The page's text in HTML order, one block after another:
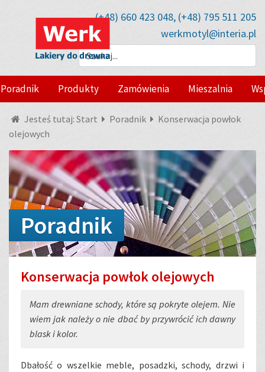
(+48) 660 423 048, (+48) 795 511 205
werkmotyl@interia.pl
Poradnik Produkty Zamówienia Mieszalnia
Jesteś tutaj: Start Poradnik
Konserwacja powłok
olejowych
Poradnik
Konserwacja powłok olejowych
Mam drewniane schody, które są pokryte olejem. Nie
wiem jak należy o nie dbać by przywrócić ich dawny
blask i kolor.
Dbałość o wszelkie meble, posadzki, schody, drzwi i